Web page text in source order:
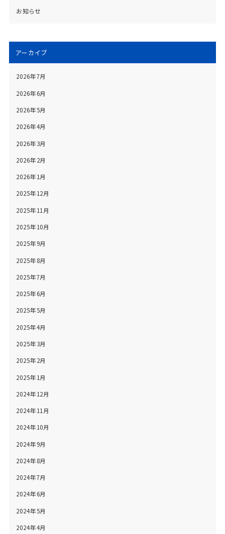
お知らせ
アーカイブ
2026年7月
2026年6月
2026年5月
2026年4月
2026年3月
2026年2月
2026年1月
2025年12月
2025年11月
2025年10月
2025年9月
2025年8月
2025年7月
2025年6月
2025年5月
2025年4月
2025年3月
2025年2月
2025年1月
2024年12月
2024年11月
2024年10月
2024年9月
2024年8月
2024年7月
2024年6月
2024年5月
2024年4月